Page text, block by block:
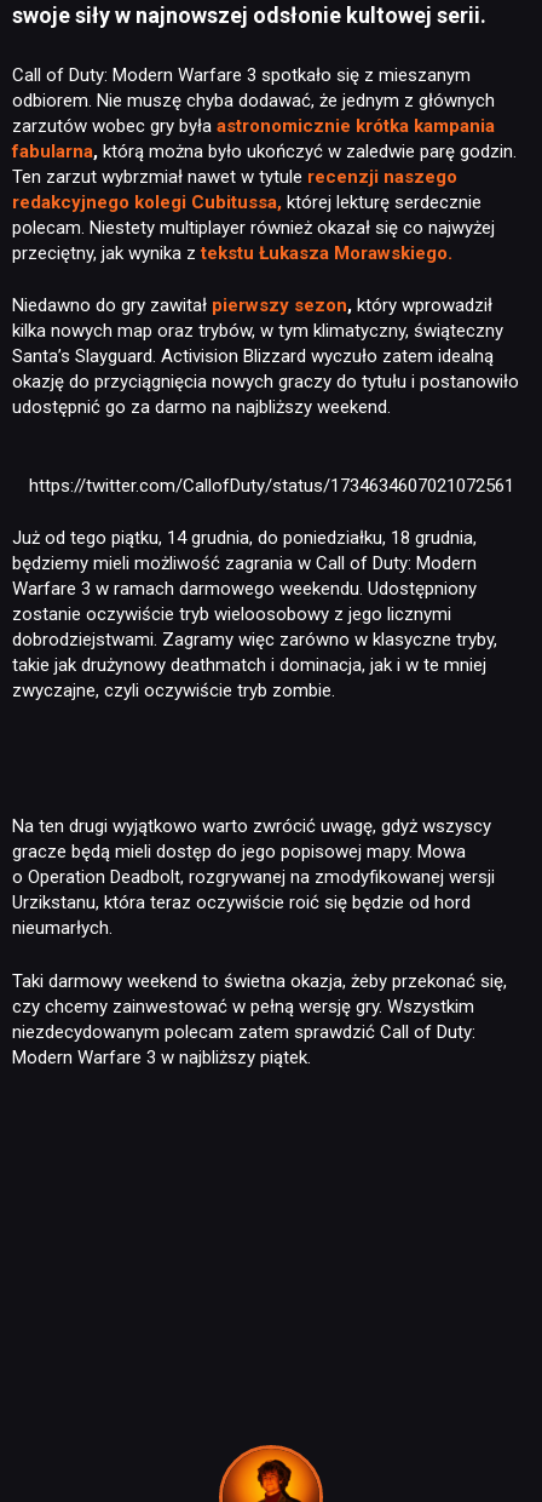
KULTURA
swoje siły w najnowszej odsłonie kultowej serii.
Call of Duty: Modern Warfare 3 spotkało się z mieszanym
odbiorem. Nie muszę chyba dodawać, że jednym z głównych
zarzutów wobec gry była astronomicznie krótka kampania
fabularna, którą można było ukończyć w zaledwie parę godzin.
Ten zarzut wybrzmiał nawet w tytule recenzji naszego
redakcyjnego kolegi Cubitussa, której lekturę serdecznie
polecam. Niestety multiplayer również okazał się co najwyżej
przeciętny, jak wynika ztekstu Łukasza Morawskiego.
Niedawno do gry zawitał pierwszy sezon, który wprowadził
kilka nowych map oraz trybów, w tym klimatyczny, świąteczny
Santa’s Slayguard. Activision Blizzard wyczuło zatem idealną
okazję do przyciągnięcia nowych graczy do tytułu i postanowiło
udostępnić go za darmo na najbliższy weekend.
https://twitter.com/CallofDuty/status/1734634607021072561
Już od tego piątku, 14 grudnia, do poniedziałku, 18 grudnia,
będziemy mieli możliwość zagrania w Call of Duty: Modern
Warfare 3 w ramach darmowego weekendu. Udostępniony
zostanie oczywiście tryb wieloosobowy z jego licznymi
dobrodziejstwami. Zagramy więc zarówno w klasyczne tryby,
takie jak drużynowy deathmatch i dominacja, jak i w te mniej
zwyczajne, czyli oczywiście tryb zombie.
Na ten drugi wyjątkowo warto zwrócić uwagę, gdyż wszyscy
gracze będą mieli dostęp do jego popisowej mapy. Mowa
o Operation Deadbolt, rozgrywanej na zmodyfikowanej wersji
Urzikstanu, która teraz oczywiście roić się będzie od hord
nieumarłych.
Taki darmowy weekend to świetna okazja, żeby przekonać się,
czy chcemy zainwestować w pełną wersję gry. Wszystkim
niezdecydowanym polecam zatem sprawdzić Call of Duty:
Modern Warfare 3 w najbliższy piątek.